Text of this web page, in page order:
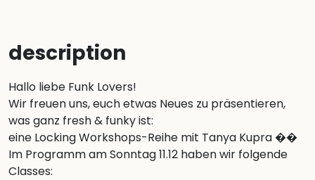
description
Hallo liebe Funk Lovers!
Wir freuen uns, euch etwas Neues zu präsentieren,
was ganz fresh & funky ist:
eine Locking Workshops-Reihe mit Tanya Kupra ��
Im Programm am Sonntag 11.12 haben wir folgende
Classes: